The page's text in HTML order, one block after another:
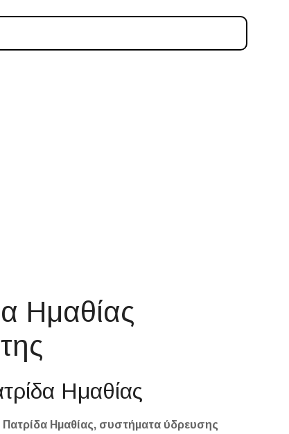
Ημαθίας
Ημαθίας
Ημαθίας, συστήματα ύδρευσης